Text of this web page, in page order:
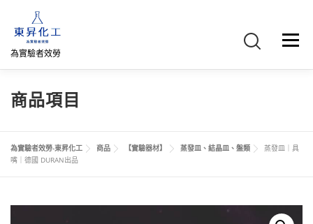
為實驗者效勞
選單
首頁 關於我們
網路商店 直購專區 詢價車、購物車/會員
商品項目
為實驗者效勞-東昇化工 商品 【實驗器材】 蒸發皿、結晶皿、盤類
蒸發皿｜具
嘴｜德國 DURAN出品